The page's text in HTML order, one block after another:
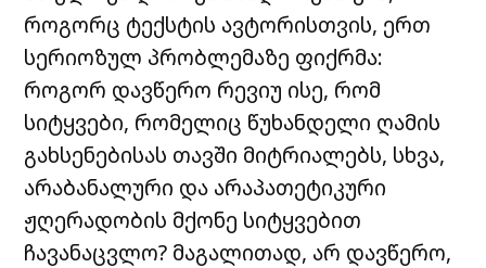
როგორც ტექსტის ავტორისთვის, ერთ
სერიოზულ პრობლემაზე ფიქრმა:
როგორ დავწერო რევიუ ისე, რომ
სიტყვები, რომელიც წუხანდელი ღამის
გახსენებისას თავში მიტრიალებს, სხვა,
არაბანალური და არაპათეტიკური
ჟღერადობის მქონე სიტყვებით
ჩავანაცვლო? მაგალითად, არ დავწერო,